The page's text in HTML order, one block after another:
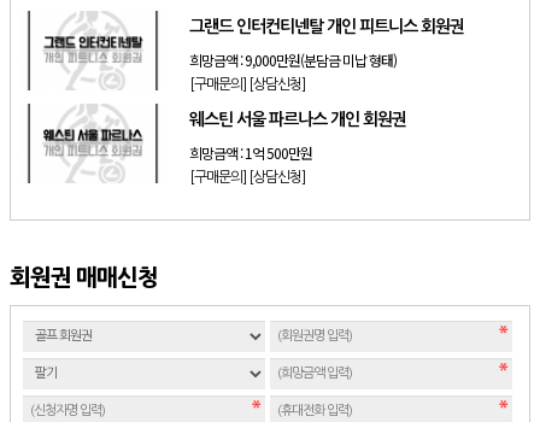
그랜드 인터컨티넨탈 개인 피트니스 회원권
희망금액 :9,000만원(분담금 미납 형태)
[구매문의] [상담신청]
웨스틴 서울 파르나스 개인 회원권
희망금액 :1억 500만원
[구매문의] [상담신청]
회원권 매매신청